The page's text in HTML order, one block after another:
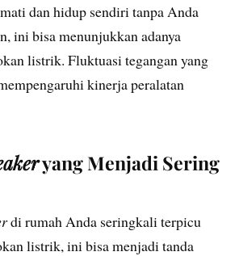
dan hidup sendiri tanpa Anda
ini bisa menunjukkan adanya
listrik. Fluktuasi tegangan yang
kinerja peralatan
yang Menjadi Sering
di rumah Anda seringkali terpicu
listrik, ini bisa menjadi tanda